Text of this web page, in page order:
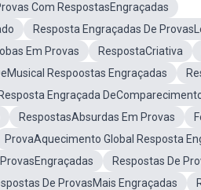
Com RespostasEngraçadas
Resposta Engraçadas De
Em Provas RespostaCriativa
Respoostas Engraçadas
Resposta Engraçada
RespostasAbsurdas Em Provas
ProvaAquecimento Global Resposta
Respostas De
De ProvasMais Engraçadas